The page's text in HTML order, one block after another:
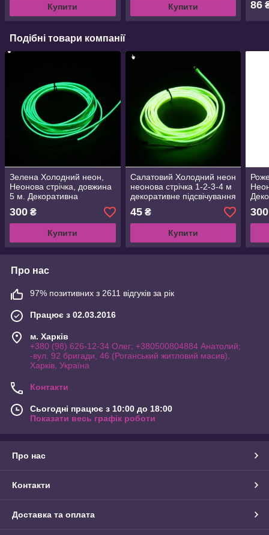
Купити Купити 86
Подібні товари компанії
Зелена Холодний неон,
Неонова стрічка, довжина
5 м. Декоративна
підсвітка, прикраса
інтер'єру. 3В, 5В,12В
300 ₴
Купити
Салатовий Холодний неон
неонова стрічка 1-2-3-4 м
декоративне підсвічування
прикраса інтер'єру 3В 5В
12В
45₴
Купити
300
Про нас
97% позитивних з 2611 відгуків за рік
Працює з 02.03.2016
м. Харків
+380 (98) 626-12-34 Олег; +380500804884 Анатолий;
-вул. 92 бригади, 46 (Роганський житловий масив),
Харків, Україна
Контакти
Сьогодні працює з 10:00 до 18:00
Показати весь графік роботи
Про нас
Контакти
Доставка та оплата